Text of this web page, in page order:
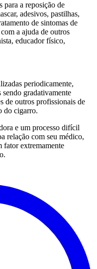
para a reposição de
adesivos, pastilhas,
de sintomas de
a ajuda de outros
educador físico,
periodicamente,
gradativamente
de outros profissionais de
do cigarro.
e um processo difícil
relação com seu médico,
fator extremamente